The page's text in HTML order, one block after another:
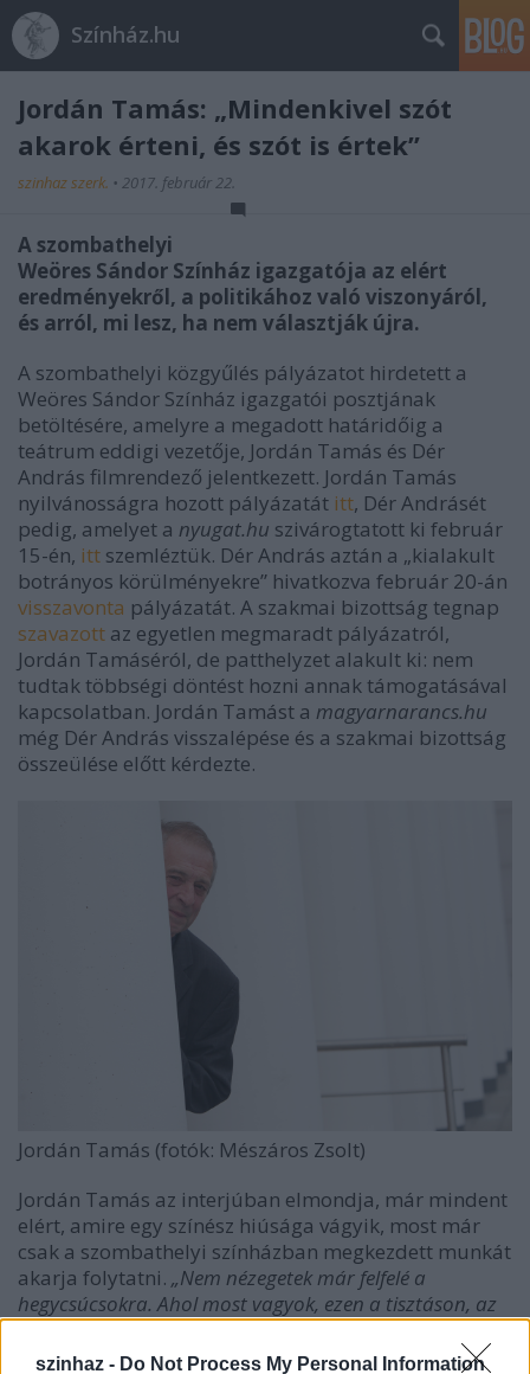
szinhaz - Do Not Process My Personal Information
Színház.hu
Jordán Tamás: „Mindenkivel szót
akarok érteni, és szót is értek”
szinhaz szerk. • 2017. február 22.
A szombathelyi
Weöres Sándor Színház igazgatója az elért
eredményekről, a politikához való viszonyáról,
és arról, mi lesz, ha nem választják újra.
A szombathelyi közgyűlés pályázatot hirdetett a
Weöres Sándor Színház igazgatói posztjának
betöltésére, amelyre a megadott határidőig a
teátrum eddigi vezetője, Jordán Tamás és Dér
András filmrendező jelentkezett. Jordán Tamás
nyilvánosságra hozott pályázatát itt, Dér Andrásét
pedig, amelyet a nyugat.hu szivárogtatott ki február
15-én, itt szemléztük. Dér András aztán a „kialakult
botrányos körülményekre” hivatkozva február 20-án
visszavonta pályázatát. A szakmai bizottság tegnap
szavazott az egyetlen megmaradt pályázatról,
Jordán Tamáséról, de patthelyzet alakult ki: nem
tudtak többségi döntést hozni annak támogatásával
kapcsolatban. Jordán Tamást a magyarnarancs.hu
még Dér András visszalépése és a szakmai bizottság
összeülése előtt kérdezte.
Jordán Tamás (fotók: Mészáros Zsolt)
Jordán Tamás az interjúban elmondja, már mindent
elért, amire egy színész hiúsága vágyik, most már
csak a szombathelyi színházban megkezdett munkát
akarja folytatni. „Nem nézegetek már felfelé a
hegycsúcsokra. Ahol most vagyok, ezen a tisztáson, az
nekem pont elég magasan van, és nagyon jól érzem itt
magam. Mindig fontosnak tartottam, hogy a szakmai